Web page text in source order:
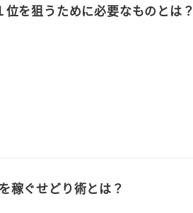
を狙うために必要なものとは？
稼ぐせどり術とは？